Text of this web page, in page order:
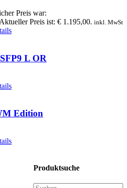
Preis war:
Aktueller Preis ist: € 1.195,00. inkl. MwSt
L OR
Edition
Produktsuche